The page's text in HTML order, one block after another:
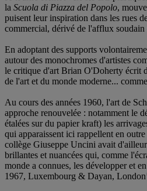
la Scuola di Piazza del Popolo,
puisent leur inspiration dans les rues
commercial, dérivé de l'afflux
En adoptant des supports
autour des monochromes d'artistes
le critique d'art Brian O'Doherty écrit
de l'art et du monde moderne...
Au cours des années 1960, l'art de
approche renouvelée : notamment le
étalées sur du papier kraft) les
qui apparaissent ici rappellent en
collège Giuseppe Uncini avait
brillantes et nuancées qui, comme
monde a connues, les développer et
1967, Luxembourg & Dayan,